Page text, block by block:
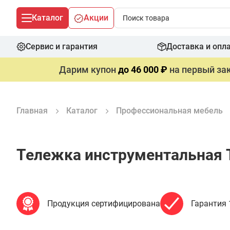
Каталог Акции
Сервис и гарантия Доставка и
Дарим купондо 46 000 ₽ на первый
Главная Каталог Профессиональная мебель
Тележка инструментальная
Продукция сертифицирована Гарантия